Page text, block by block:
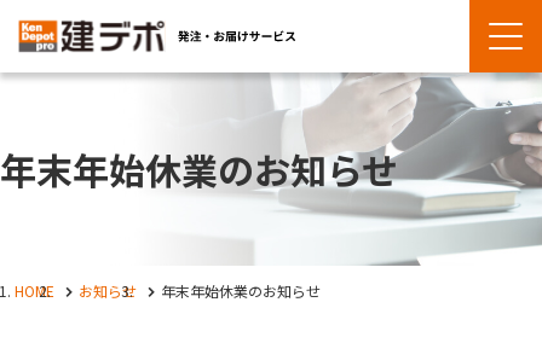
年末年始休業のお知らせ
HOME お知らせ 年末年始休業のお知らせ